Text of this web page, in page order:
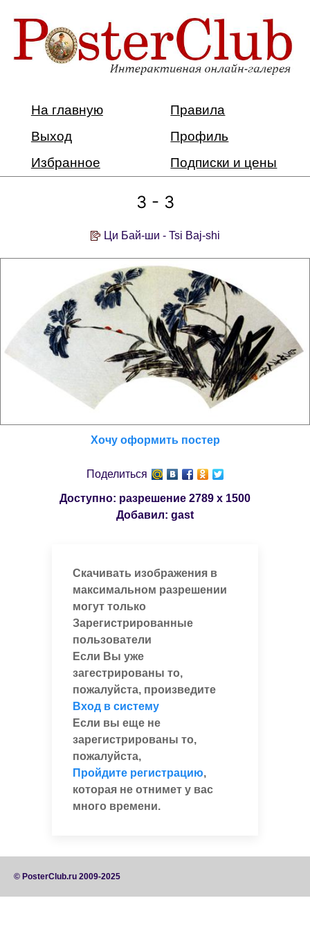
На главную
Правила
Выход
Профиль
Избранное
Подписки и цены
3 - 3
Ци Бай-ши - Tsi Baj-shi
Хочу оформить постер
Поделиться
Доступно: разрешение 2789 x 1500
Добавил: gast
Скачивать изображения в
максимальном разрешении
могут только
Зарегистрированные
пользователи
Если Вы уже
загестрированы то,
пожалуйста, произведите
Вход в систему
Если вы еще не
зарегистрированы то,
пожалуйста,
Пройдите регистрацию,
которая не отнимет у вас
много времени.
© PosterClub.ru 2009-2025